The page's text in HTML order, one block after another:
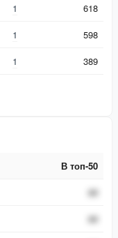
1
618
1
598
1 389
В топ-50
##
##